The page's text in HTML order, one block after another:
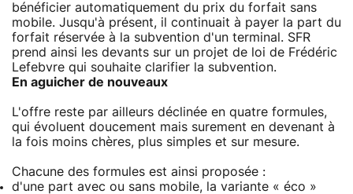
bénéficier automatiquement du prix du forfait sans
mobile. Jusqu'à présent, il continuait à payer la part du
forfait réservée à la subvention d'un terminal. SFR
prend ainsi les devants sur un projet de loi de Frédéric
Lefebvre qui souhaite clarifier la subvention.
En aguicher de nouveaux
L'offre reste par ailleurs déclinée en quatre formules,
qui évoluent doucement mais surement en devenant à
la fois moins chères, plus simples et sur mesure.
Chacune des formules est ainsi proposée :
d'une part avec ou sans mobile, la variante « éco »